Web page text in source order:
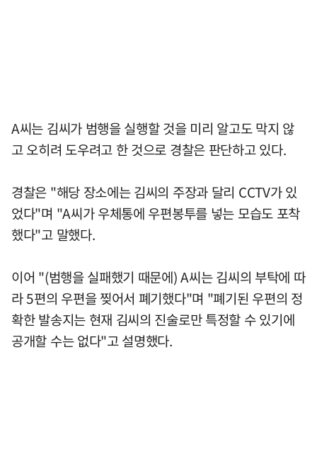
A씨는 김씨가 범행을 실행할 것을 미리 알고도 막지 않
고 오히려 도우려고 한 것으로 경찰은 판단하고 있다.
경찰은 "해당 장소에는 김씨의 주장과 달리 CCTV가 있
었다"며 "A씨가 우체통에 우편봉투를 넣는 모습도 포착
했다"고 말했다.
이어 "(범행을 실패했기 때문에) A씨는 김씨의 부탁에 따
라 5편의 우편을 찢어서 폐기했다"며 "폐기된 우편의 정
확한 발송지는 현재 김씨의 진술로만 특정할 수 있기에
공개할 수는 없다"고 설명했다.